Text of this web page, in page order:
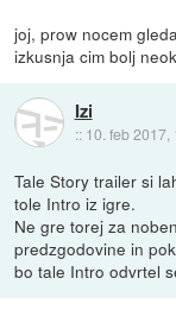
joj, prow nocem
izkusnja cim bolj
Izi
:: 10. feb 2017,
Tale Story trailer si
tole Intro iz igre.
Ne gre torej za
predzgodovine in
bo tale Intro odvrtel